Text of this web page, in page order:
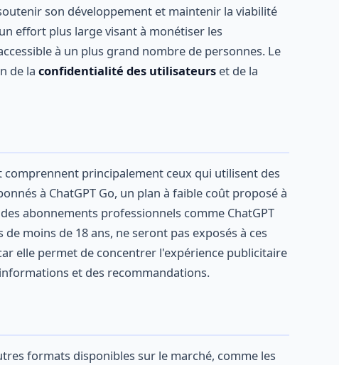
son développement et maintenir la viabilité
effort plus large visant à monétiser les
à un plus grand nombre de personnes. Le
de la confidentialité des utilisateurs et de la
principalement ceux qui utilisent des
à ChatGPT Go, un plan à faible coût proposé à
abonnements professionnels comme ChatGPT
moins de 18 ans, ne seront pas exposés à ces
elle permet de concentrer l'expérience publicitaire
et des recommandations.
formats disponibles sur le marché, comme les